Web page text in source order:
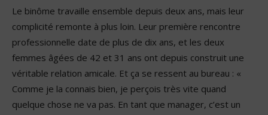
Le binôme travaille ensemble depuis deux ans, mais leur
complicité remonte à plus loin. Leur première rencontre
professionnelle date de plus de dix ans, et les deux
femmes âgées de 42 et 31 ans ont depuis construit une
véritable relation amicale. Et ça se ressent au bureau : «
Comme je la connais bien, je perçois très vite quand
quelque chose ne va pas. En tant que manager, c’est un